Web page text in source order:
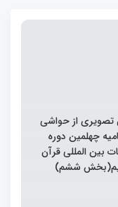
تصویری از حواشی
چهلمین دوره
بین المللی قرآن
ششم)